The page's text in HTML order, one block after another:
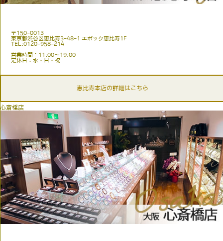
〒150-0013
東京都渋谷区恵比寿3-48-1 エポック恵比寿1F
TEL:0120-958-214
営業時間：11:00〜19:00
定休日：水・日・祝
恵比寿本店の詳細はこちら
心斎橋店